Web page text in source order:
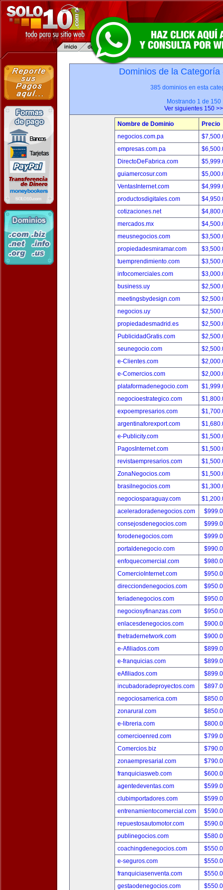
Dominios de la
385 dominios en esta
Mostrando 1 de 150
Ver siguientes 150 >>
Nombre de Dominio
Precio
negocios.com.pa
empresas.com.pa
DirectoDeFabrica.com
guiamercosur.com
VentasInternet.com
productosdigitales.com
cotizaciones.net
mercados.mx
meusnegocios.com
propiedadesmiramar.com
tuemprendimiento.com
infocomerciales.com
business.uy
meetingsbydesign.com
negocios.uy
propiedadesmadrid.es
PublicidadGratis.com
seunegocio.com
e-Clientes.com
e-Comercios.com
plataformadenegocio.com
negocioestrategico.com
expoempresarios.com
argentinaforexport.com
e-Publicity.com
PagosInternet.com
revistaempresarios.com
ZonaNegocios.com
brasilnegocios.com
negociosparaguay.com
aceleradoradenegocios.com
consejosdenegocios.com
forodenegocios.com
portaldenegocio.com
enfoquecomercial.com
ComercioInternet.com
direcciondenegocios.com
feriadenegocios.com
negociosyfinanzas.com
enlacesdenegocios.com
thetradernetwork.com
e-Afiliados.com
e-franquicias.com
eAfiliados.com
incubadoradeproyectos.com
negociosamerica.com
zonarural.com
e-libreria.com
comercioenred.com
Comercios.biz
zonaempresarial.com
franquiciasweb.com
agentedeventas.com
clubimportadores.com
entrenamientocomercial.com
repuestosautomotor.com
publinegocios.com
coachingdenegocios.com
e-seguros.com
franquiciasenventa.com
gestaodenegocios.com